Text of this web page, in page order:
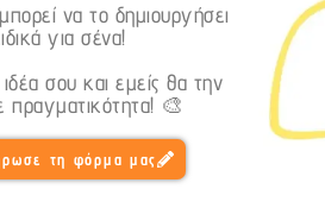
να το δημιουργήσει
για σένα!
σου και εμείς θα την
πραγματικότητα! 🎨
τη φόρμα μας